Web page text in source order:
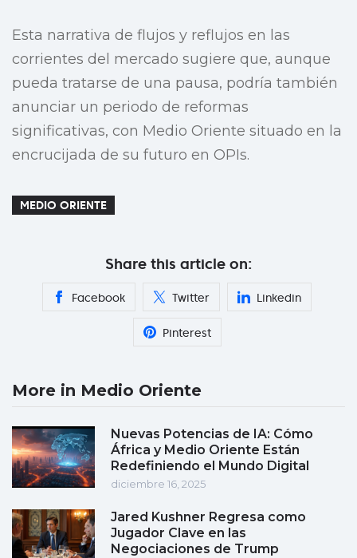
Esta narrativa de flujos y reflujos en las
corrientes del mercado sugiere que, aunque
pueda tratarse de una pausa, podría también
anunciar un periodo de reformas
significativas, con Medio Oriente situado en la
encrucijada de su futuro en OPIs.
MEDIO ORIENTE
Share this article on:
Facebook Twitter Linkedin
Pinterest
More in Medio Oriente
Nuevas Potencias de IA: Cómo
África y Medio Oriente Están
Redefiniendo el Mundo Digital
diciembre 16, 2025
Jared Kushner Regresa como
Jugador Clave en las
Negociaciones de Trump